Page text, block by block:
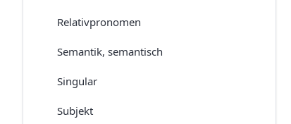
Relativpronomen
Semantik, semantisch
Singular
Subjekt